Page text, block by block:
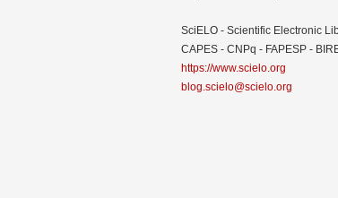
SciELO - Scientific Electronic
CAPES - CNPq - FAPESP -
https://www.scielo.org
blog.scielo@scielo.org